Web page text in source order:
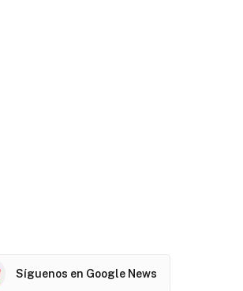
Síguenos en Google News